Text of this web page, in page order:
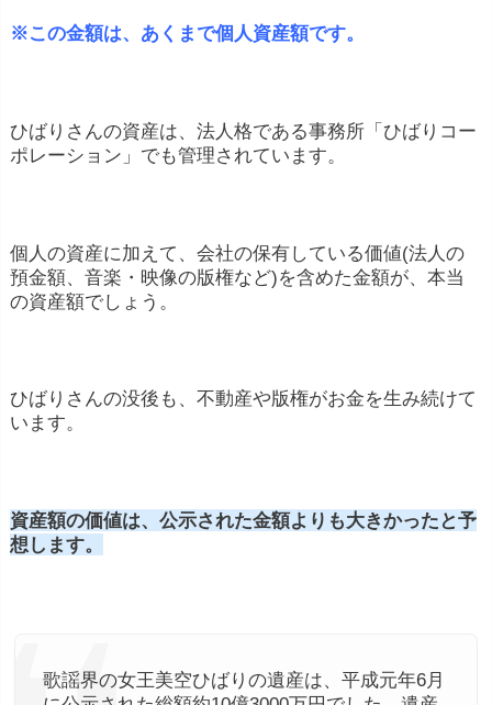
※この金額は、あくまで個人資産額です。
ひばりさんの資産は、法人格である事務所「ひばりコー
ポレーション」でも管理されています。
個人の資産に加えて、会社の保有している価値(法人の
預金額、音楽・映像の版権など)を含めた金額が、本当
の資産額でしょう。
ひばりさんの没後も、不動産や版権がお金を生み続けて
います。
資産額の価値は、公示された金額よりも大きかったと予
想します。
歌謡界の女王美空ひばりの遺産は、平成元年6月